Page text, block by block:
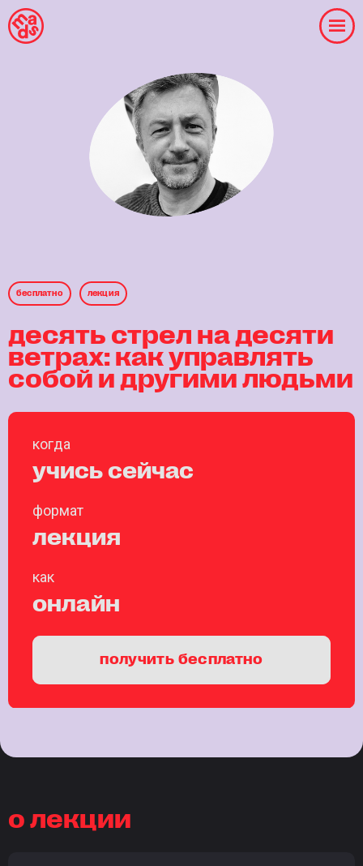
бесплaтнo лекция
десять стрел на десяти
ветрах: как управлять
собой и другими людьми
когда
учись сейчас
формат
лекция
как
онлайн
получить бесплатно
о лекции